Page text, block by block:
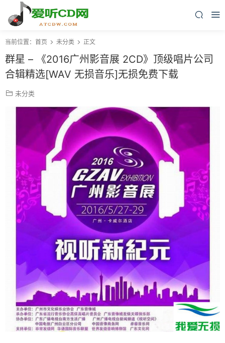
当前位置： 首页 未分类 正文
群星 – 《2016广州影音展 2CD》顶级唱片公司
合辑精选[WAV 无损音乐]无损免费下载
未分类